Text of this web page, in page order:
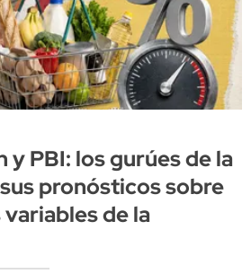
y PBI: los gurúes de la
pronósticos sobre
de la